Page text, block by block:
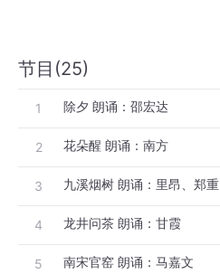
节目(25)
1 除夕 朗诵：邵宏达
2 花朵醒 朗诵：南方
3 九溪烟树 朗诵：里昂、郑重
4 龙井问茶 朗诵：甘霞
5 南宋官窑 朗诵：马嘉文